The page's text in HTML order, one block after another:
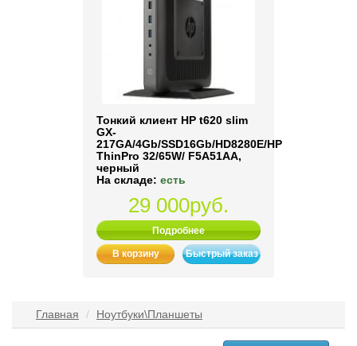
Тонкий клиент HP t620 slim
GX-
217GA/4Gb/SSD16Gb/HD8280E/HP
ThinPro 32/65W/ F5A51AA,
черный
На складе: есть
29 000руб.
Подробнее
В корзину Быстрый заказ
Главная Ноутбуки\Планшеты